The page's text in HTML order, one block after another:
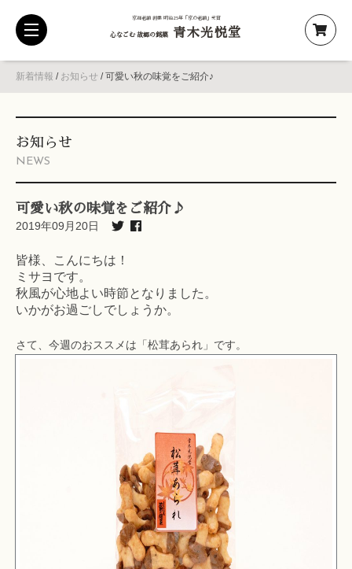
京都老舗 創業 明治25年「京の老舗」受賞
心なごむ 故郷の銘菓 青木光悦堂
toggle
navigation
新着情報 / お知らせ /可愛い秋の味覚をご紹介♪
お知らせ
NEWS
可愛い秋の味覚をご紹介♪
2019年09月20日
皆様、こんにちは！
ミサヨです。
秋風が心地よい時節となりました。
いかがお過ごしでしょうか。
さて、今週のおススメは「松茸あられ」です。